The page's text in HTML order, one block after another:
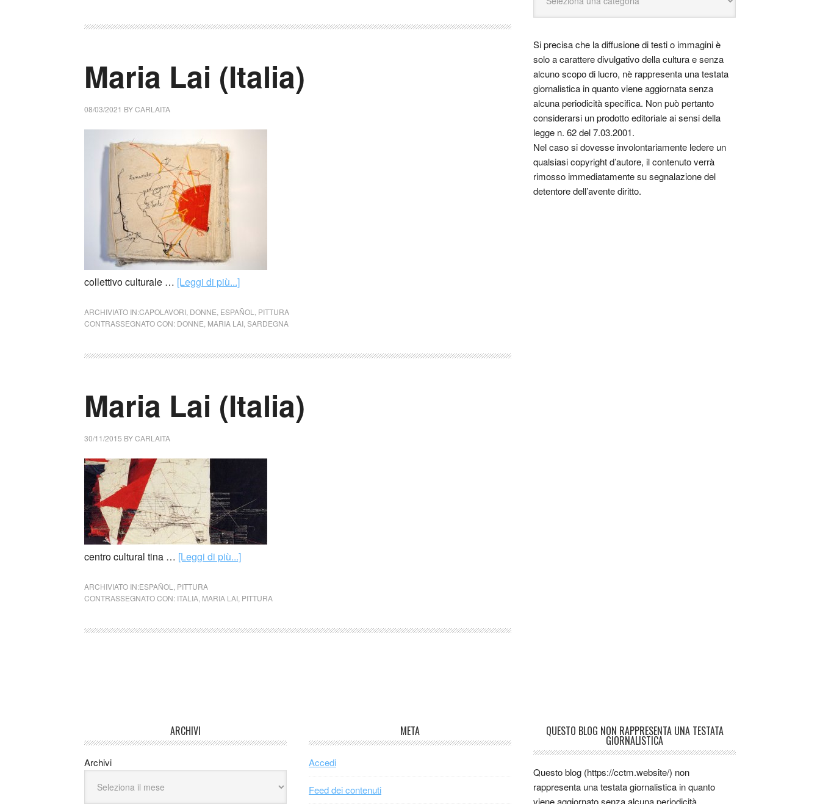
Maria Lai (Italia)
08/03/2021 BYCARLAITA
collettivo culturale … [Leggi di più...]
ARCHIVIATO IN:CAPOLAVORI DONNE ESPAÑOL
PITTURA
CONTRASSEGNATO CON: DONNE MARIA LAI SARDEGNA
Maria Lai (Italia)
30/11/2015 BYCARLAITA
centro cultural tina … [Leggi di più...]
ARCHIVIATO IN:ESPAÑOL
PITTURA
CONTRASSEGNATO CON: ITALIA MARIA LAI PITTURA
Si precisa che la diffusione di testi o immagini è
solo a carattere divulgativo della cultura e senza
alcuno scopo di lucro, nè rappresenta una testata
giornalistica in quanto viene aggiornata senza
alcuna periodicità specifica. Non può pertanto
considerarsi un prodotto editoriale ai sensi della
legge n. 62 del 7.03.2001.
Nel caso si dovesse involontariamente ledere un
qualsiasi copyright d’autore, il contenuto verrà
rimosso immediatamente su segnalazione del
detentore dell’avente diritto.
ARCHIVI
Archivi
META
Accedi
Feed dei contenuti
QUESTO BLOG NON RAPPRESENTA UNA TESTATA
GIORNALISTICA
Questo blog (https://cctm.website/) non
rappresenta una testata giornalistica in quanto
viene aggiornato senza alcuna periodicità.